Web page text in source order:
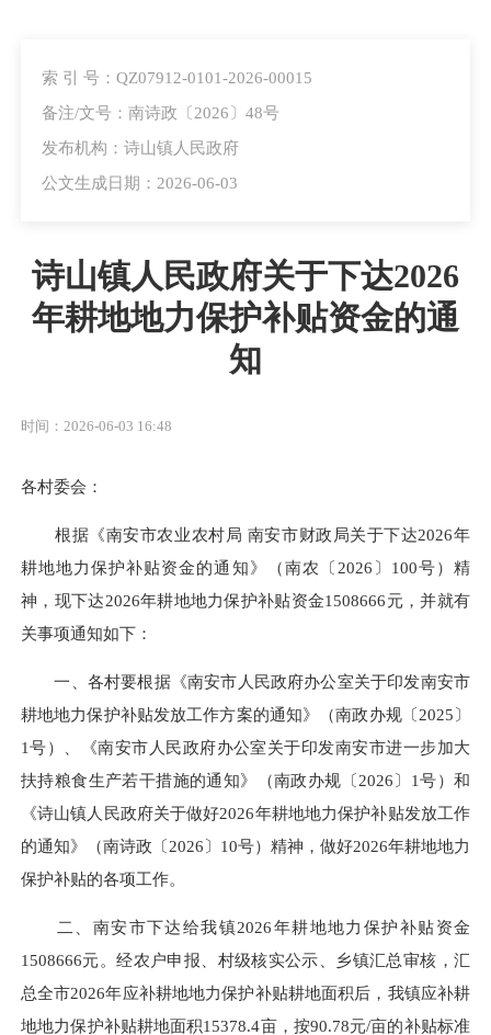
索 引 号：QZ07912-0101-2026-00015
备注/文号：南诗政〔2026〕48号
发布机构：诗山镇人民政府
公文生成日期：2026-06-03
诗山镇人民政府关于下达2026
年耕地地力保护补贴资金的通
知
时间：2026-06-03 16:48
各村委会：
根据《南安市农业农村局 南安市财政局关于下达2026年
耕地地力保护补贴资金的通知》（南农〔2026〕100号）精
神，现下达2026年耕地地力保护补贴资金1508666元，并就有
关事项通知如下：
一、各村要根据《南安市人民政府办公室关于印发南安市
耕地地力保护补贴发放工作方案的通知》（南政办规〔2025〕
1号）、《南安市人民政府办公室关于印发南安市进一步加大
扶持粮食生产若干措施的通知》（南政办规〔2026〕1号）和
《诗山镇人民政府关于做好2026年耕地地力保护补贴发放工作
的通知》（南诗政〔2026〕10号）精神，做好2026年耕地地力
保护补贴的各项工作。
二、南安市下达给我镇2026年耕地地力保护补贴资金
1508666元。经农户申报、村级核实公示、乡镇汇总审核，汇
总全市2026年应补耕地地力保护补贴耕地面积后，我镇应补耕
地地力保护补贴耕地面积15378.4亩，按90.78元/亩的补贴标准